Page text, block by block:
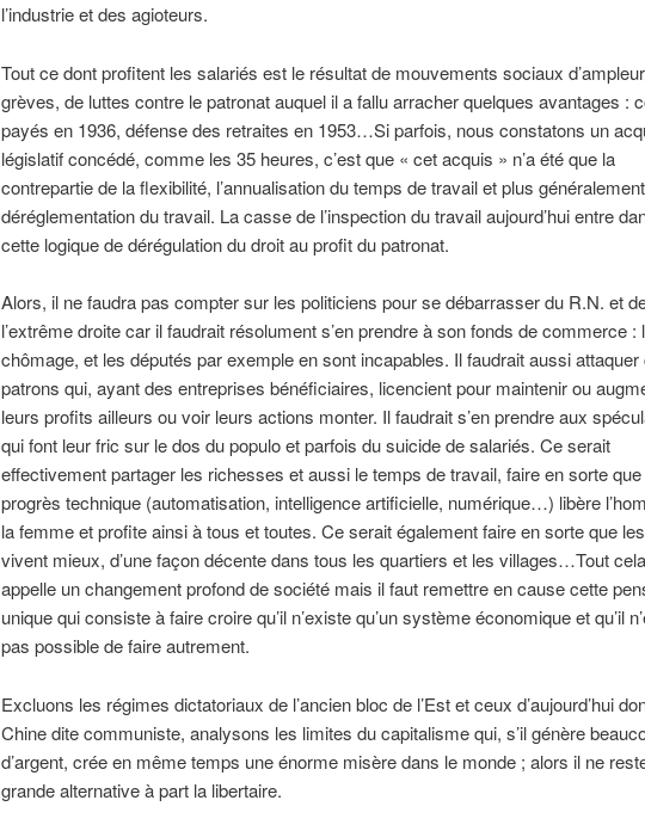
l’industrie et des agioteurs.
Tout ce dont profitent les salariés est le résultat de mouvements sociaux
grèves, de luttes contre le patronat auquel il a fallu arracher quelques avantages :
payés en 1936, défense des retraites en 1953…Si parfois, nous constatons un
législatif concédé, comme les 35 heures, c’est que « cet acquis » n’a été que la
contrepartie de la flexibilité, l’annualisation du temps de travail et plus
déréglementation du travail. La casse de l’inspection du travail aujourd’hui entre
cette logique de dérégulation du droit au profit du patronat.
Alors, il ne faudra pas compter sur les politiciens pour se débarrasser du R.N. et
l’extrême droite car il faudrait résolument s’en prendre à son fonds de commerce :
chômage, et les députés par exemple en sont incapables. Il faudrait aussi attaquer
patrons qui, ayant des entreprises bénéficiaires, licencient pour maintenir ou
leurs profits ailleurs ou voir leurs actions monter. Il faudrait s’en prendre aux
qui font leur fric sur le dos du populo et parfois du suicide de salariés. Ce serait
effectivement partager les richesses et aussi le temps de travail, faire en sorte que
progrès technique (automatisation, intelligence artificielle, numérique…) libère
la femme et profite ainsi à tous et toutes. Ce serait également faire en sorte que
vivent mieux, d’une façon décente dans tous les quartiers et les villages…Tout cela
appelle un changement profond de société mais il faut remettre en cause cette
unique qui consiste à faire croire qu’il n’existe qu’un système économique et qu’il
pas possible de faire autrement.
Excluons les régimes dictatoriaux de l’ancien bloc de l’Est et ceux d’aujourd’hui
Chine dite communiste, analysons les limites du capitalisme qui, s’il génère
d’argent, crée en même temps une énorme misère dans le monde ; alors il ne
grande alternative à part la libertaire.